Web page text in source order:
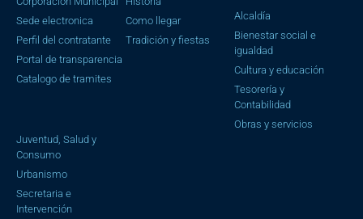
Sede electronica
Perfil del contratante
Portal de transparencia
Catalogo de tramites
Como llegar
Tradición y fiestas
Alcaldía
Bienestar social e
igualdad
Cultura y educación
Tesorería y
Contabilidad
Obras y servicios
Juventud, Salud y
Consumo
Urbanismo
Secretaria e
Intervención